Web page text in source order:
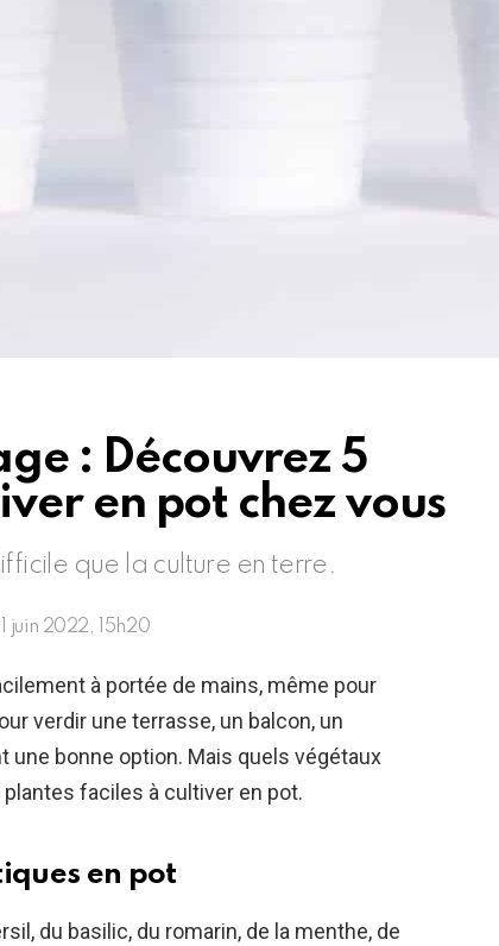
: Découvrez 5
en pot chez vous
que la culture en terre.
1 juin 2022, 15h20
à portée de mains, même pour
verdir une terrasse, un balcon, un
une bonne option. Mais quels végétaux
faciles à cultiver en pot.
en pot
du basilic, du romarin, de la menthe, de